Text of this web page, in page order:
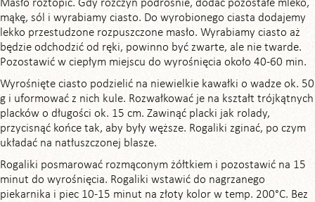
Masło roztopić. Gdy rozczyn podrośnie, dodać pozostałe mleko,
mąkę, sól i wyrabiamy ciasto. Do wyrobionego ciasta dodajemy
lekko przestudzone rozpuszczone masło. Wyrabiamy ciasto aż
będzie odchodzić od ręki, powinno być zwarte, ale nie twarde.
Pozostawić w ciepłym miejscu do wyrośnięcia około 40-60 min.
Wyrośnięte ciasto podzielić na niewielkie kawałki o wadze ok. 50
g i uformować z nich kule. Rozwałkować je na kształt trójkątnych
placków o długości ok. 15 cm. Zawinąć placki jak rolady,
przycisnąć końce tak, aby były węższe. Rogaliki zginać, po czym
układać na natłuszczonej blasze.
Rogaliki posmarować rozmąconym żółtkiem i pozostawić na 15
minut do wyrośnięcia. Rogaliki wstawić do nagrzanego
piekarnika i piec 10-15 minut na złoty kolor w temp. 200°C. Bez